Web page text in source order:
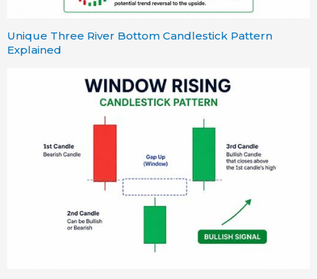
Unique Three River Bottom Candlestick Pattern
Explained